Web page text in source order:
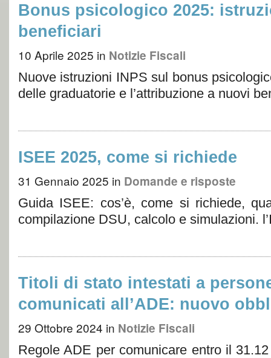
Bonus psicologico 2025:
beneficiari
10 Aprile 2025 in Notizie Fiscali
Nuove istruzioni INPS sul bonus
delle graduatorie e l’attribuzione a nuovi
ISEE 2025, come si richiede
31 Gennaio 2025 in Domande e risposte
Guida ISEE: cos’è, come si richiede,
compilazione DSU, calcolo e simulazioni.
Titoli di stato intestati a
comunicati all’ADE: nuovo
29 Ottobre 2024 in Notizie Fiscali
Regole ADE per comunicare entro il